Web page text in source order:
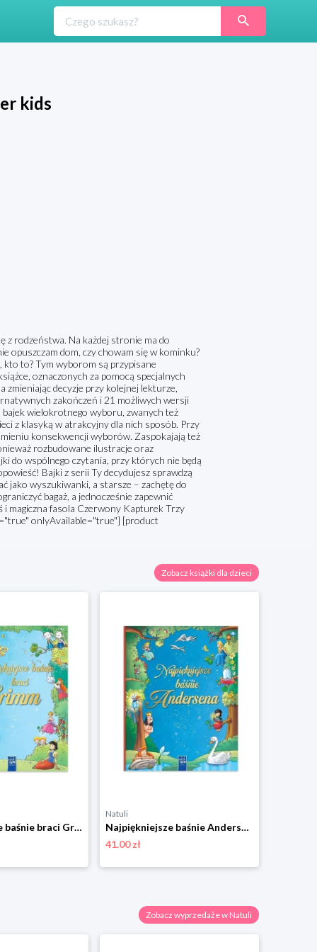
kids
z rodzeństwa. Na każdej stronie ma do
opuszczam dom, czy chowam się w kominku?
kto to? Tym wyborom są przypisane
oznaczonych za pomocą specjalnych
zmieniając decyzje przy kolejnej lekturze,
zakończeń i 21 możliwych wersji
wielokrotnego wyboru, zwanych też
z klasyką w atrakcyjny dla nich sposób. Przy
konsekwencji wyborów. Zaspokajają też
rozbudowane ilustracje oraz
do wspólnego czytania, przy których nie będą
Bajki z serii Ty decydujesz sprawdzą
jako wyszukiwanki, a starsze – zachętę do
bagaż, a jednocześnie zapewnić
i magiczna fasola Czerwony Kapturek Trzy
onlyAvailable="true"] [product
Zobacz książki dla dzieci
Najpiękniejsze baśnie braci Grimm Yoyo books
Natuli
Najpiękniejsze baśnie Andersena Yoyo books
41.00 zł
Zobacz wyprzedaże w Natuli